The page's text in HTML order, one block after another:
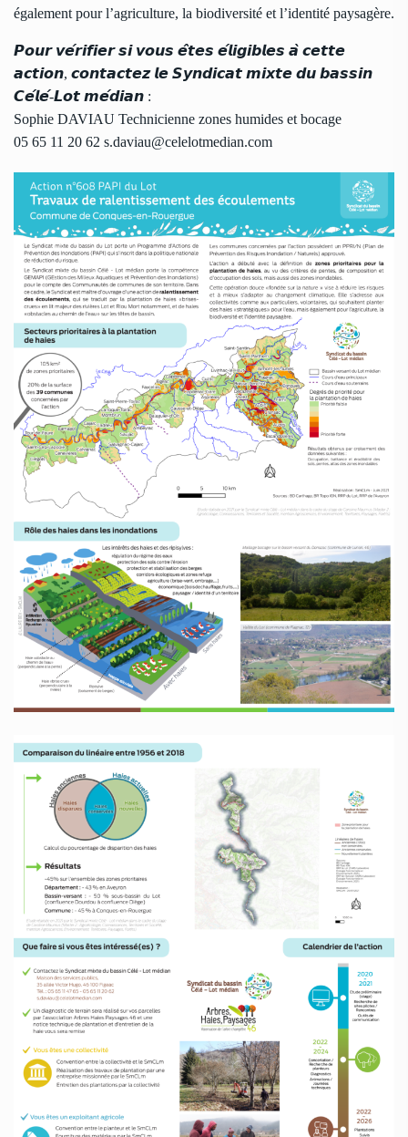
également pour l’agriculture, la biodiversité et l’identité paysagère.
𝙋𝙤𝙪𝙧 𝙫𝙚́𝙧𝙞𝙛𝙞𝙚𝙧 𝙨𝙞 𝙫𝙤𝙪𝙨 𝙚̂𝙩𝙚𝙨 𝙚́𝙡𝙞𝙜𝙞𝙗𝙡𝙚𝙨 𝙖̀ 𝙘𝙚𝙩𝙩𝙚
𝙖𝙘𝙩𝙞𝙤𝙣, 𝙘𝙤𝙣𝙩𝙖𝙘𝙩𝙚𝙯 𝙡𝙚 𝙎𝙮𝙣𝙙𝙞𝙘𝙖𝙩 𝙢𝙞𝙭𝙩𝙚 𝙙𝙪 𝙗𝙖𝙨𝙨𝙞𝙣
𝘾𝙚́𝙡𝙚́-𝙇𝙤𝙩 𝙢𝙚́𝙙𝙞𝙖𝙣 :
Sophie DAVIAU Technicienne zones humides et bocage
05 65 11 20 62 s.daviau@celelotmedian.com